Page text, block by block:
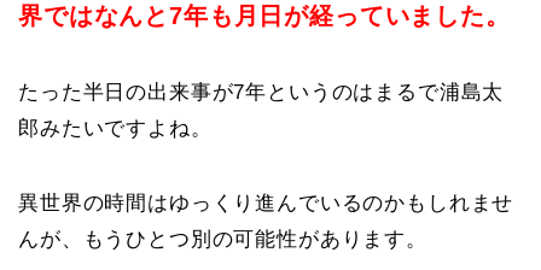
界ではなんと7年も月日が経っていました。
たった半日の出来事が7年というのはまるで浦島太
郎みたいですよね。
異世界の時間はゆっくり進んでいるのかもしれませ
んが、もうひとつ別の可能性があります。